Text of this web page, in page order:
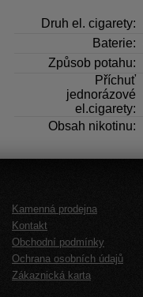
Druh el. cigarety:
Baterie:
Způsob potahu:
Příchuť
jednorázové
el.cigarety:
Obsah nikotinu:
Kamenná prodejna
Kontakt
Obchodní podmínky
Ochrana osobních údajů
Zákaznická karta